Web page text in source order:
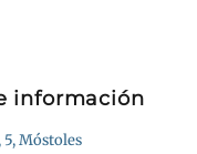
información
5, Móstoles